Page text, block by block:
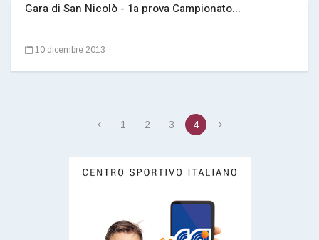
Gara di San Nicolò - 1a prova Campionato...
10 dicembre 2013
1 2 3 4